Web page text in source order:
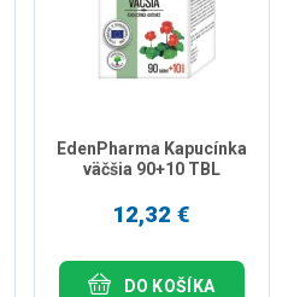
EdenPharma Kapucínka
väčšia 90+10 TBL
12,32 €
DO KOŠÍKA